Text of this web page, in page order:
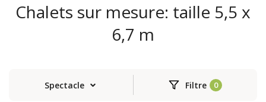
Chalets sur mesure: taille 5,5 x
6,7 m
Spectacle Filtre